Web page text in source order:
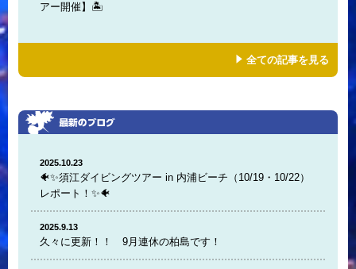
アー開催】🏝️
全ての記事を見る
2025.10.23
🐠✨須江ダイビングツアー in 内浦ビーチ（10/19・10/22）
レポート！✨🐠
2025.9.13
久々に更新！！ 9月連休の柏島です！